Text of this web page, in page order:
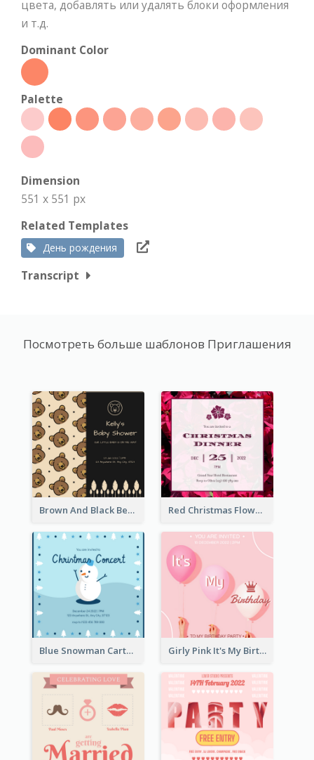
цвета, добавлять или удалять блоки оформления
и т.д.
Dominant Color
Palette
Dimension
551 x 551 px
Related Templates
День рождения
Transcript
Посмотреть больше шаблонов Приглашения
Brown And Black Bear Cartoon Baby Shower Invitation Red Christmas Flower Christmas Dinner Invitation
Blue Snowman Cartoon Christmas Concert Invitation Girly Pink It's My Birthday Invitation